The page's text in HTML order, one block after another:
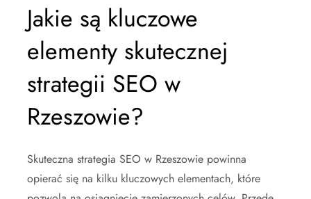
Jakie są kluczowe
elementy skutecznej
strategii SEO w
Rzeszowie?
Skuteczna strategia SEO w Rzeszowie powinna
opierać się na kilku kluczowych elementach, które